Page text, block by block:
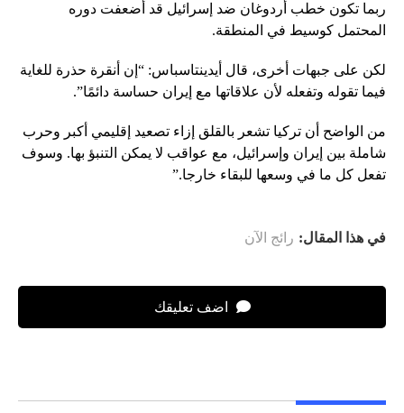
ربما تكون خطب أردوغان ضد إسرائيل قد أضعفت دوره
المحتمل كوسيط في المنطقة.
لكن على جبهات أخرى، قال أيدينتاسباس: “إن أنقرة حذرة للغاية
فيما تقوله وتفعله لأن علاقاتها مع إيران حساسة دائمًا”.
من الواضح أن تركيا تشعر بالقلق إزاء تصعيد إقليمي أكبر وحرب
شاملة بين إيران وإسرائيل، مع عواقب لا يمكن التنبؤ بها. وسوف
تفعل كل ما في وسعها للبقاء خارجا.”
في هذا المقال: رائج الآن
اضف تعليقك